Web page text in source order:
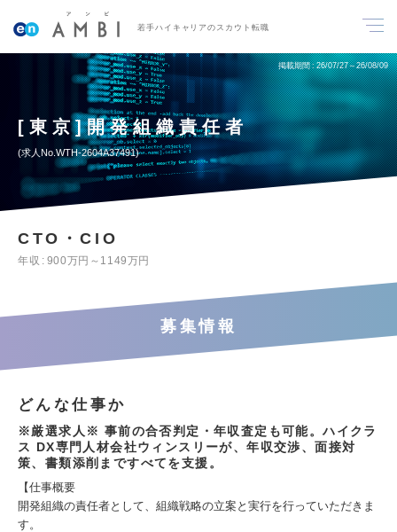
若手ハイキャリアのスカウト転職
掲載期間 26/07/27～26/08/09
[東京]開発組織責任者
求人No.WTH-2604A37491
CTO・CIO
年収 900万円～1149万円
募集情報
どんな仕事か
※厳選求人※ 事前の合否判定・年収査定も可能。ハイクラ
ス DX専門人材会社ウィンスリーが、年収交渉、面接対
策、書類添削まですべてを支援。
【仕事概要
開発組織の責任者として、組織戦略の立案と実行を行っていただきま
す。